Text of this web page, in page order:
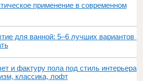
применение в современном
для ванной: 5–6 лучших вариантов и
и фактуру пола под стиль интерьера:
классика, лофт